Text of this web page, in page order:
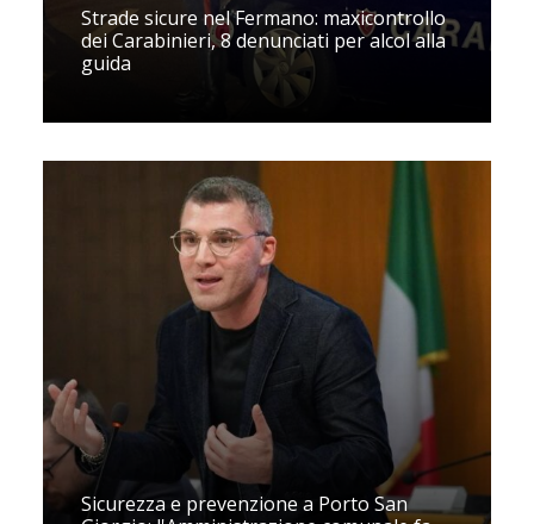
Strade sicure nel Fermano: maxicontrollo
dei Carabinieri, 8 denunciati per alcol alla
guida
Sicurezza e prevenzione a Porto San